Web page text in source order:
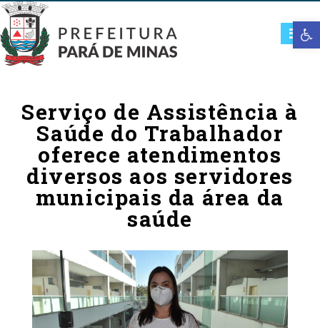
Serviço de Assistência à
Saúde do Trabalhador
oferece atendimentos
diversos aos servidores
municipais da área da
saúde